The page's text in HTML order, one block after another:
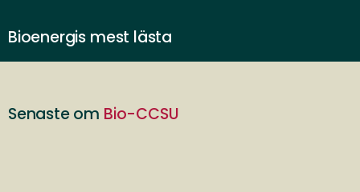
Bioenergis mest lästa
Senaste om Bio-CCSU